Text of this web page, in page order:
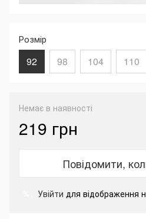
Розмір
92 98 104 110
Немає в наявності
219 грн
Повідомити,
Увійти для відображення